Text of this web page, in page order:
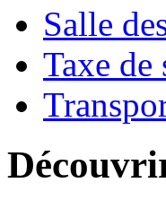
Salle
Taxe de